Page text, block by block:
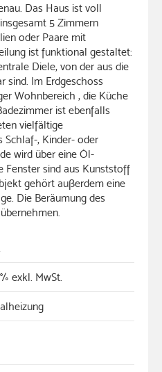
Das Haus ist voll
5 Zimmern
oder Paare mit
ist funktional gestaltet:
Diele, von der aus die
sind. Im Erdgeschoss
Wohnbereich , die Küche
ist ebenfalls
vielfältige
Schlaf-, Kinder- oder
wird über eine Öl-
Fenster sind aus Kunststoff
gehört außerdem eine
Die Beräumung des
exkl. MwSt.